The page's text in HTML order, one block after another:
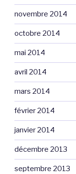
novembre 2014
octobre 2014
mai 2014
avril 2014
mars 2014
février 2014
janvier 2014
décembre 2013
septembre 2013